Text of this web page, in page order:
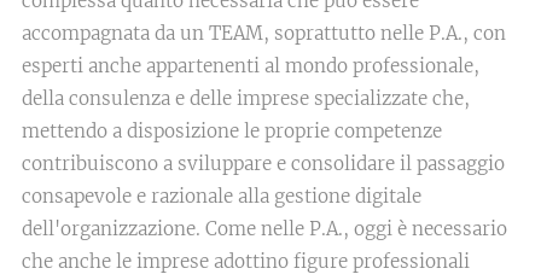
accompagnata da un TEAM, soprattutto nelle P.A., con
esperti anche appartenenti al mondo professionale,
della consulenza e delle imprese specializzate che,
mettendo a disposizione le proprie competenze
contribuiscono a sviluppare e consolidare il passaggio
consapevole e razionale alla gestione digitale
dell'organizzazione. Come nelle P.A., oggi è necessario
che anche le imprese adottino figure professionali